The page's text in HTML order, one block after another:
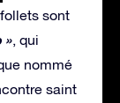
sont
», qui
nommé
saint